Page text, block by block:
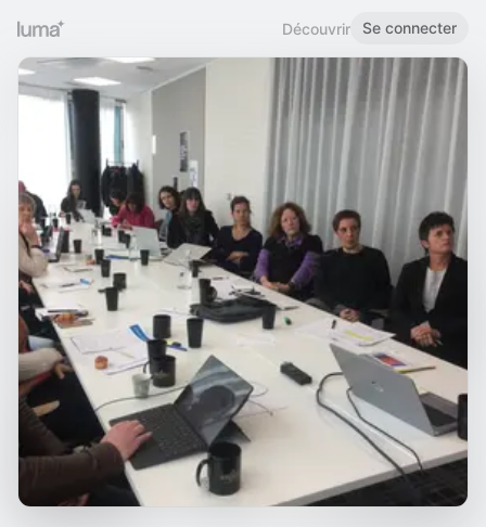
Découvrir Se connecter